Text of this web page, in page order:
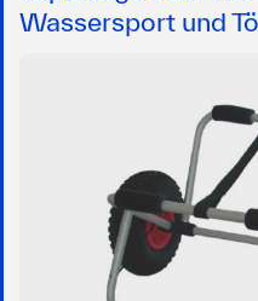
Wassersport und